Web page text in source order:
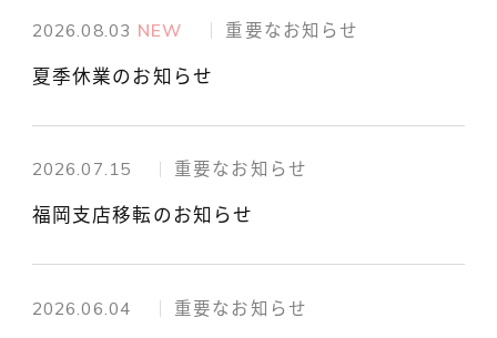
2026.08.03 NEW 重要なお知らせ
夏季休業のお知らせ
2026.07.15 重要なお知らせ
福岡支店移転のお知らせ
2026.06.04 重要なお知らせ